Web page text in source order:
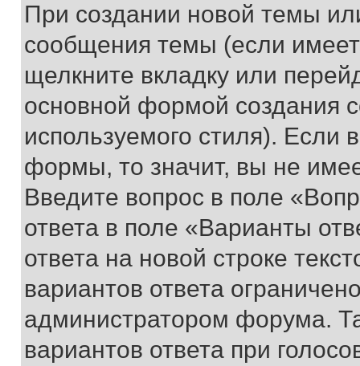
При создании новой темы
сообщения темы (если
щелкните вкладку или
основной формой создания
используемого стиля). Если
формы, то значит, вы не
Введите вопрос в поле
ответа в поле «Варианты
ответа на новой строке
вариантов ответа
администратором форума.
вариантов ответа при